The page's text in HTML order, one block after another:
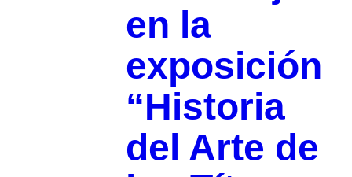
en la
exposición
“Historia
del Arte de